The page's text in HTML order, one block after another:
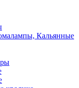
Кальянные